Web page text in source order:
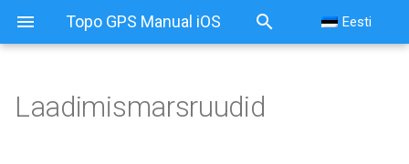
Topo GPS Manual iOS Eesti
Laadimismarsruudid